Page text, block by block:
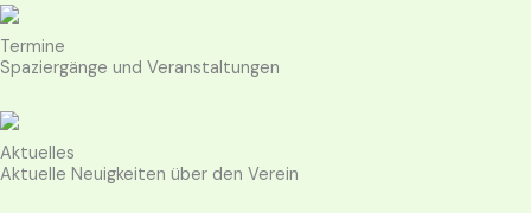
Termine
Spaziergänge und Veranstaltungen
Aktuelles
Aktuelle Neuigkeiten über den Verein